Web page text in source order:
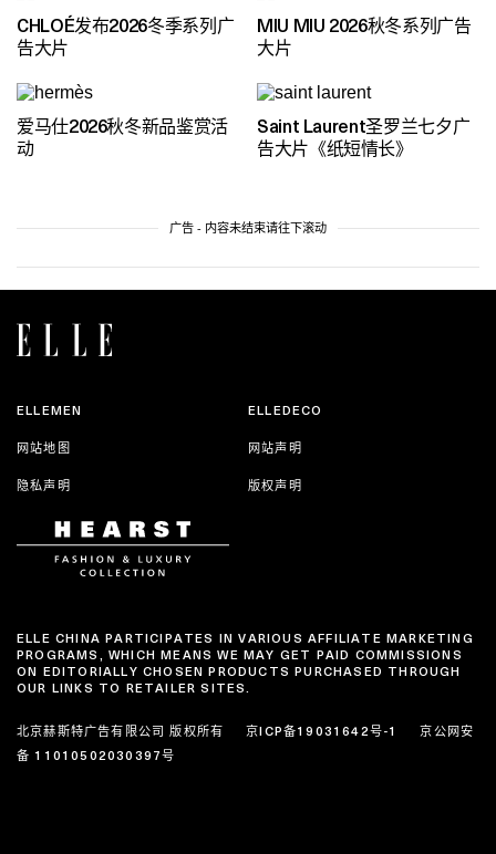
CHLOÉ发布2026冬季系列广
告大片
MIU MIU 2026秋冬系列广告
大片
爱马仕2026秋冬新品鉴赏活
动
Saint Laurent圣罗兰七夕广
告大片《纸短情长》
广告 - 内容未结束请往下滚动
ELLEMEN ELLEDECO
网站地图 网站声明
隐私声明 版权声明
ELLE CHINA PARTICIPATES IN VARIOUS AFFILIATE MARKETING
PROGRAMS, WHICH MEANS WE MAY GET PAID COMMISSIONS
ON EDITORIALLY CHOSEN PRODUCTS PURCHASED THROUGH
OUR LINKS TO RETAILER SITES.
北京赫斯特广告有限公司 版权所有 京ICP备19031642号-1
京公网安
备 11010502030397号